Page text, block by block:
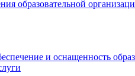
образовательной
и оснащенность